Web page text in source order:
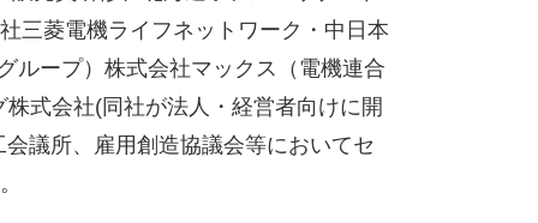
三菱電機ライフネットワーク・中日本
ープ）株式会社マックス（電機連合
式会社(同社が法人・経営者向けに開
議所、雇用創造協議会等においてセ